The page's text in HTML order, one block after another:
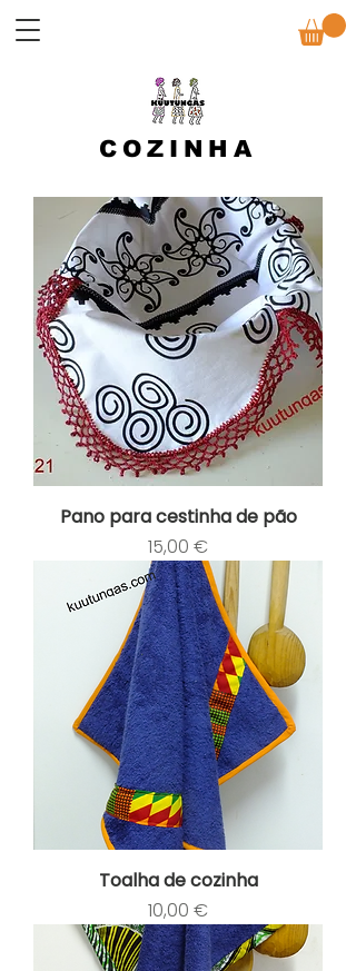
COZINHA
Pano para cestinha de pão
Preço
15,00 €
Toalha de cozinha
Preço
10,00 €